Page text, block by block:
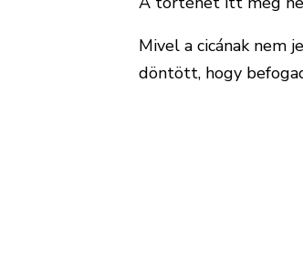
Mivel a cicának nem
döntött, hogy